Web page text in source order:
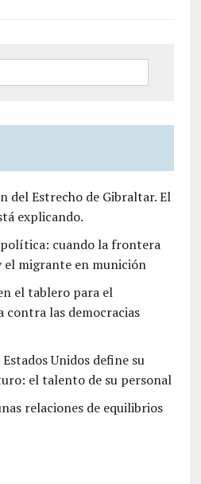
del Estrecho de Gibraltar. El
explicando.
cuando la frontera
el migrante en munición
el tablero para el
las democracias
Unidos define su
el talento de su personal
relaciones de equilibrios